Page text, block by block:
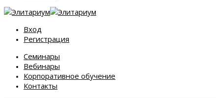
Вход
Регистрация
Семинары
Вебинары
Корпоративное обучение
Контакты